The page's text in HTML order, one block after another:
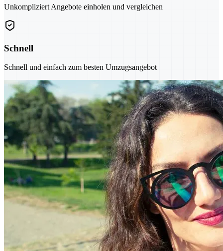
Unkompliziert Angebote einholen und vergleichen
Schnell
Schnell und einfach zum besten Umzugsangebot